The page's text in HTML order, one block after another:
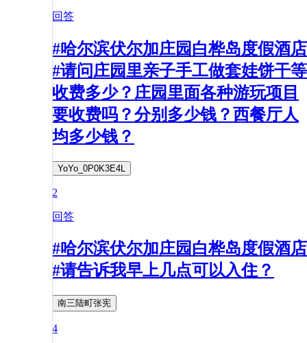
回答
#哈尔滨伏尔加庄园白桦岛度假酒店
#请问庄园里亲子手工做套娃饼干等
收费多少？庄园里面各种游玩项目
要收费吗？分别多少钱？西餐厅人
均多少钱？
YoYo_0P0K3E4L
2
回答
#哈尔滨伏尔加庄园白桦岛度假酒店
#请告诉我早上几点可以入住？
南三陆町张宪
4